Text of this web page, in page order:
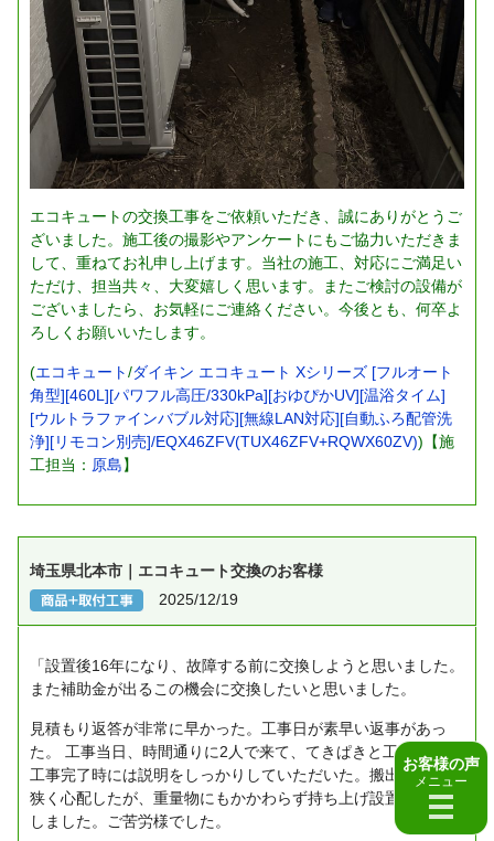
エコキュートの交換工事をご依頼いただき、誠にありがとうご
ざいました。施工後の撮影やアンケートにもご協力いただきま
して、重ねてお礼申し上げます。当社の施工、対応にご満足い
ただけ、担当共々、大変嬉しく思います。またご検討の設備が
ございましたら、お気軽にご連絡ください。今後とも、何卒よ
ろしくお願いいたします。
(エコキュート/ダイキン エコキュート Xシリーズ [フルオート
角型][460L][パワフル高圧/330kPa][おゆぴかUV][温浴タイム]
[ウルトラファインバブル対応][無線LAN対応][自動ふろ配管洗
浄][リモコン別売]/EQX46ZFV(TUX46ZFV+RQWX60ZV))【施
工担当： 原島】
埼玉県北本市｜エコキュート交換のお客様
2025/12/19
「設置後16年になり、故障する前に交換しようと思いました。
また補助金が出るこの機会に交換したいと思いました。
見積もり返答が非常に早かった。工事日が素早い返事があっ
た。
工事当日、時間通りに2人で来て、てきぱきと工事をし、
工事完了時には説明をしっかりしていただいた。搬出入通路が
狭く心配したが、重量物にもかかわらず持ち上げ設置でき安心
しました。ご苦労様でした。
お客様の声
メニュー